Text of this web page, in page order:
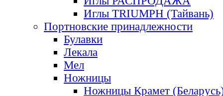
Иглы TRIUMPH (Тайвань)
Портновские принадлежности
Булавки
Лекала
Мел
Ножницы
Ножницы Крамет